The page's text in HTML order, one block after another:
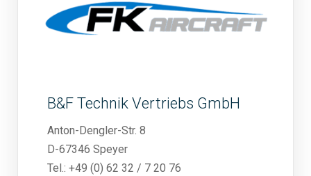
B&F Technik Vertriebs GmbH
Anton-Dengler-Str. 8
D-67346 Speyer
Tel.: +49 (0) 62 32 / 7 20 76